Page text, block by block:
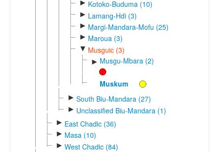
► Kotoko-Buduma (10)
► Lamang-Hdi (3)
► Margi-Mandara-Mofu (25)
► Maroua (3)
▼ Musguic (3)
► Musgu-Mbara (2)
Muskum
► South Biu-Mandara (27)
► Unclassified Biu-Mandara (1)
► East Chadic (36)
► Masa (10)
► West Chadic (84)